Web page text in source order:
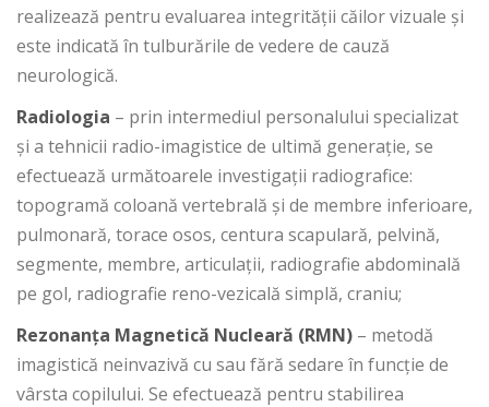
realizează pentru evaluarea integrității căilor vizuale și
este indicată în tulburările de vedere de cauză
neurologică.
Radiologia – prin intermediul personalului specializat
și a tehnicii radio-imagistice de ultimă generație, se
efectuează următoarele investigații radiografice:
topogramă coloană vertebrală și de membre inferioare,
pulmonară, torace osos, centura scapulară, pelvină,
segmente, membre, articulații, radiografie abdominală
pe gol, radiografie reno-vezicală simplă, craniu;
Rezonanța Magnetică Nucleară (RMN) – metodă
imagistică neinvazivă cu sau fără sedare în funcție de
vârsta copilului. Se efectuează pentru stabilirea